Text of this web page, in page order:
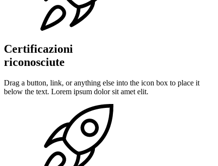
Certificazioni
riconosciute
Drag a button, link, or anything else into the icon box to place it
below the text. Lorem ipsum dolor sit amet elit.